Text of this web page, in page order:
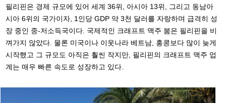
필리핀은 경제 규모에 있어 세계 36위, 아시아 13위, 그리고 동남아
시아 6위의 국가이자, 1인당 GDP 약 3천 달러를 자랑하며 급격히 성
장 중인 중-저소득국이다. 국제적인 크래프트 맥주 붐은 필리핀을 비
껴가지 않았다. 물론 미국이나 이웃나라 베트남, 홍콩보다 많이 늦게
시작했고 그 규모도 아직은 훨씬 작지만, 필리핀의 크래프트 맥주 업
계는 매우 빠른 속도로 성장하고 있다.